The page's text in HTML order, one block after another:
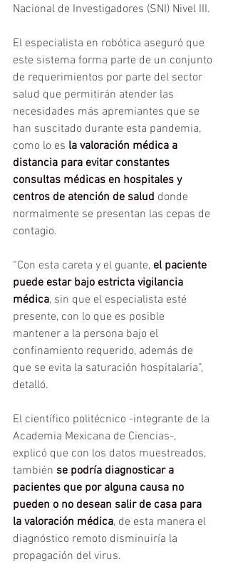
Nacional de Investigadores (SNI) Nivel III.
El especialista en robótica aseguró que
este sistema forma parte de un conjunto
de requerimientos por parte del sector
salud que permitirán atender las
necesidades más apremiantes que se
han suscitado durante esta pandemia,
como lo es la valoración médica a
distancia para evitar constantes
consultas médicas en hospitales y
centros de atención de salud donde
normalmente se presentan las cepas de
contagio.
“Con esta careta y el guante, el paciente
puede estar bajo estricta vigilancia
médica, sin que el especialista esté
presente, con lo que es posible
mantener a la persona bajo el
confinamiento requerido, además de
que se evita la saturación hospitalaria”,
detalló.
El científico politécnico -integrante de la
Academia Mexicana de Ciencias-,
explicó que con los datos muestreados,
también se podría diagnosticar a
pacientes que por alguna causa no
pueden o no desean salir de casa para
la valoración médica, de esta manera el
diagnóstico remoto disminuiría la
propagación del virus.